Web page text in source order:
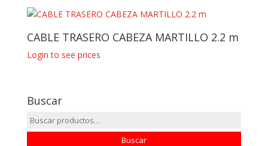
CABLE TRASERO CABEZA MARTILLO 2.2 m
Login to see prices
Buscar
Buscar
por:
Buscar